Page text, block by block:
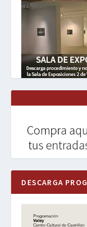
DESCARGA